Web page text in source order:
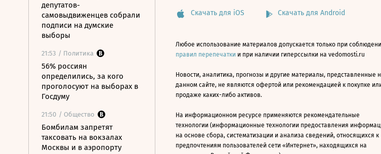
депутатов-
самовыдвиженцев собрали
подписи на думские
выборы
21:53 / Политика
56% россиян
определились, за кого
проголосуют на выборах в
Госдуму
21:50 / Общество
Бомбилам запретят
таксовать на вокзалах
Москвы и в аэропорту
Скачать для iOS Скачать для Android
Любое использование материалов допускается только при
правил перепечатки и при наличии гиперссылки на vedomosti.ru
Новости, аналитика, прогнозы и другие материалы, представленные
данном сайте, не являются офертой или рекомендацией к покупке
продаже каких-либо активов.
На информационном ресурсе применяются рекомендательные
технологии (информационные технологии предоставления
на основе сбора, систематизации и анализа сведений, относящихся к
предпочтениям пользователей сети «Интернет», находящихся на